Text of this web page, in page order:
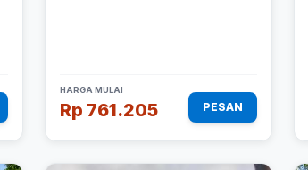
HARGA MULAI
Rp 761.205 PESAN